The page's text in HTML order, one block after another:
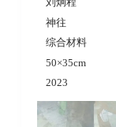
神往
综合材料
50×35cm
2023